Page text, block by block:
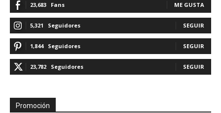
23,683 Fans ME GUSTA
5,321 Seguidores SEGUIR
1,844 Seguidores SEGUIR
23,782 Seguidores SEGUIR
Promoción